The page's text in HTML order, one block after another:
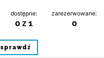
dostępne:
0 z 1
zarezerwowane:
0
sprawdź